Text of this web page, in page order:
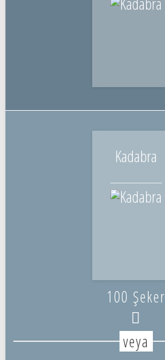
Kadabra
100 Şeker